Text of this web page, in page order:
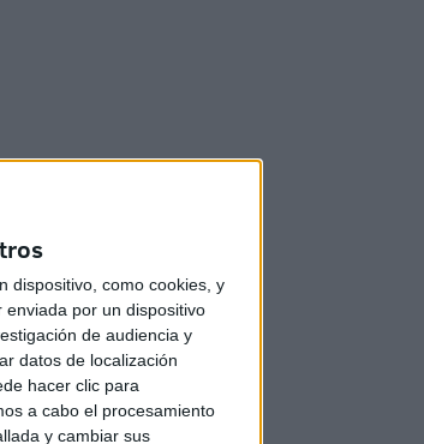
dispositivo, como cookies, y
por un dispositivo
de audiencia y
datos de localización
hacer clic para
a cabo el procesamiento
y cambiar sus